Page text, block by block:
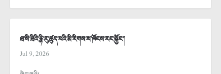
ཐ་སི་ཐིའི་རྙི་རུ་ཚུད་པའི་མི་རིགས་ས་ཁོངས་རང་སྐྱོང་།
Jul 9, 2026